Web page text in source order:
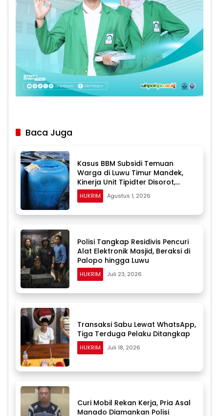
Baca Juga
Kasus BBM Subsidi Temuan
Warga di Luwu Timur Mandek,
Kinerja Unit Tipidter Disorot,
Paminal Diminta Turun Tangan
HUKRIM Agustus 1, 2026
Polisi Tangkap Residivis Pencuri
Alat Elektronik Masjid, Beraksi di
Palopo hingga Luwu
HUKRIM Juli 23, 2026
Transaksi Sabu Lewat WhatsApp,
Tiga Terduga Pelaku Ditangkap
HUKRIM Juli 18, 2026
Curi Mobil Rekan Kerja, Pria Asal
Manado Diamankan Polisi